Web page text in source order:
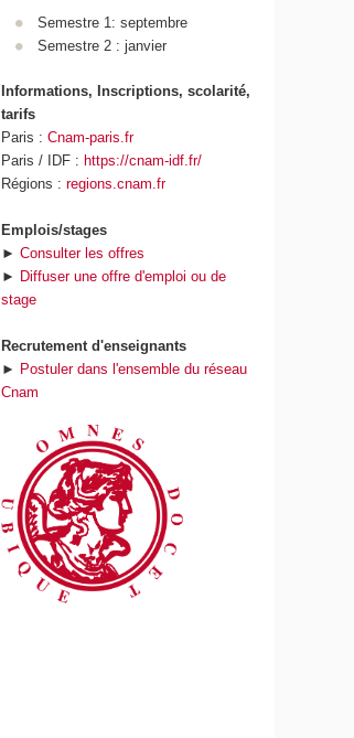
Semestre 1: septembre
Semestre 2 : janvier
Informations, Inscriptions, scolarité,
tarifs
Paris :Cnam-paris.fr
Paris / IDF :https://cnam-idf.fr/
Régions :regions.cnam.fr
Emplois/stages
►Consulter les offres
► Diffuser une offre d'emploi ou de
stage
Recrutement d'enseignants
► Postuler dans l'ensemble du réseau
Cnam